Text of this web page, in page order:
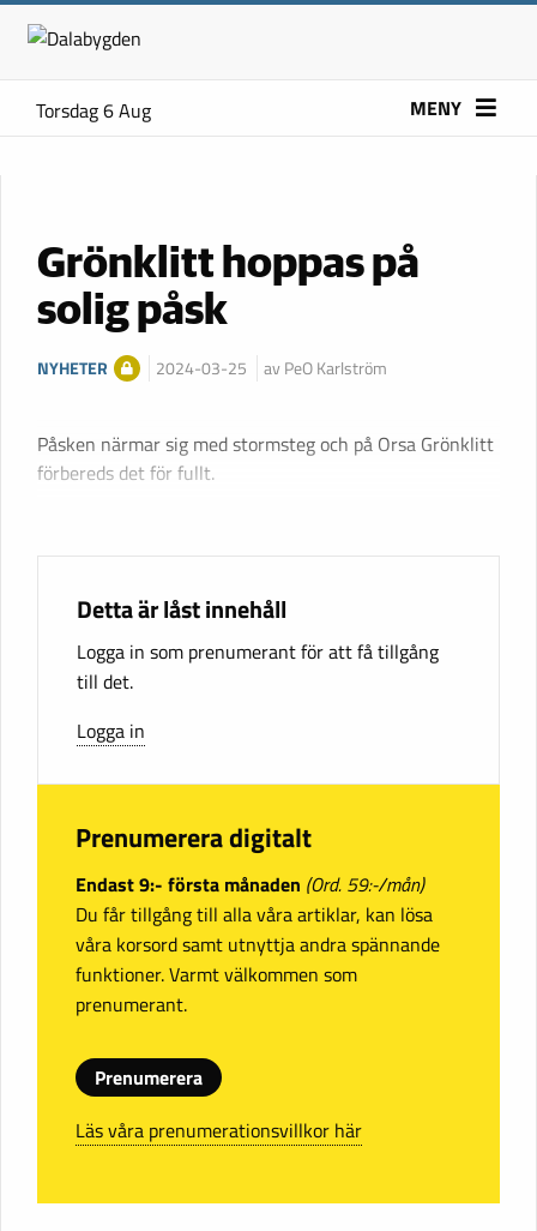
Torsdag 6 Aug MENY
Grönklitt hoppas på
solig påsk
NYHETER 2024-03-25 av PeO Karlström
Påsken närmar sig med stormsteg och på Orsa Grönklitt
förbereds det för fullt.
Detta är låst innehåll
Logga in som prenumerant för att få tillgång
till det.
Logga in
Prenumerera digitalt
Endast 9:- första månaden (Ord. 59:-/mån)
Du får tillgång till alla våra artiklar, kan lösa
våra korsord samt utnyttja andra spännande
funktioner. Varmt välkommen som
prenumerant.
Prenumerera
Läs våra prenumerationsvillkor här